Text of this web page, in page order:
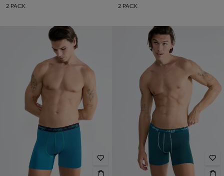
2 PACK 2 PACK